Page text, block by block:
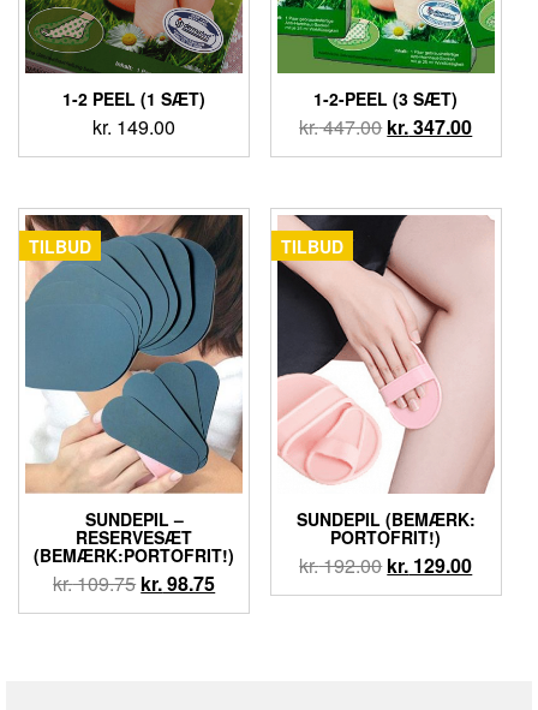
1-2 PEEL (1 SÆT)
kr. 149.00
1-2-PEEL (3 SÆT)
kr.447.00 kr.347.00
TILBUD
SUNDEPIL –
RESERVESÆT
(BEMÆRK:PORTOFRIT!)
kr.109.75 kr.98.75
TILBUD
SUNDEPIL (BEMÆRK:
PORTOFRIT!)
kr.192.00 kr. 129.00